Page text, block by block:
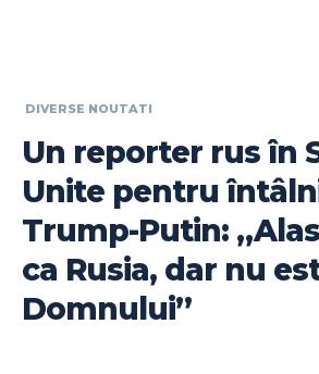
DIVERSE NOUTATI
Un reporter rus în
Unite pentru
Trump-Putin:
ca Rusia, dar nu
Domnului”